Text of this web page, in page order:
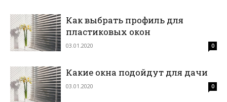
Как выбрать профиль для
пластиковых окон
03.01.2020 0
Какие окна подойдут для дачи
03.01.2020 0